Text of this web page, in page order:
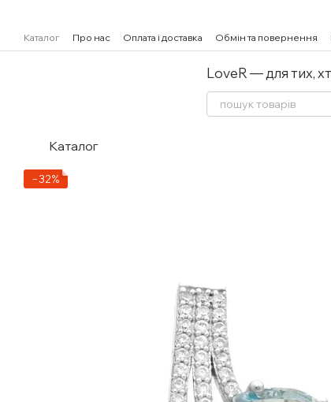
Каталог Про нас Оплата і доставка Обмін та повернення
LoveR — для тих,
Каталог
−32%